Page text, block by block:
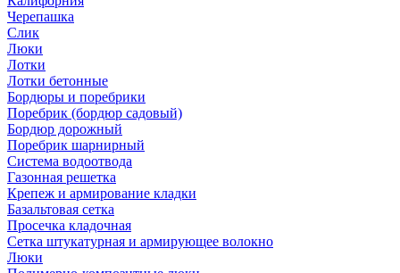
Черепашка
Слик
Люки
Лотки
Лотки бетонные
Бордюры и поребрики
Поребрик (бордюр садовый)
Бордюр дорожный
Поребрик шарнирный
Система водоотвода
Газонная решетка
Крепеж и армирование кладки
Базальтовая сетка
Просечка кладочная
Сетка штукатурная и армирующее волокно
Люки